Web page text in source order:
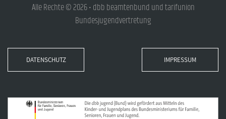
Alle Rechte © 2026 • dbb beamtenbund und tarifunion
Bundesjugendvertretung
DATENSCHUTZ IMPRESSUM